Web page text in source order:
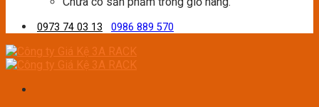
0973 74 03 13 0986 889 570